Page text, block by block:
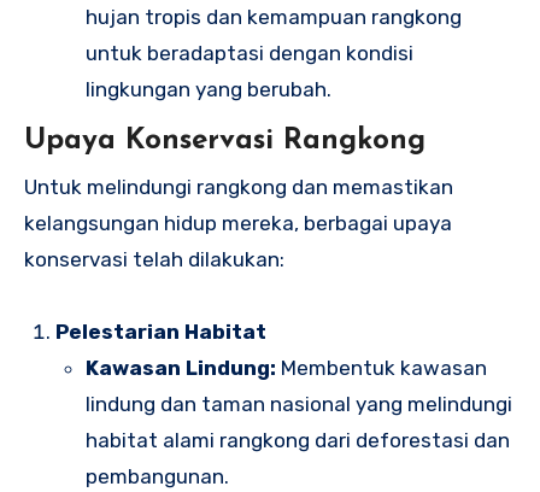
hujan tropis dan kemampuan rangkong
untuk beradaptasi dengan kondisi
lingkungan yang berubah.
Upaya Konservasi Rangkong
Untuk melindungi rangkong dan memastikan
kelangsungan hidup mereka, berbagai upaya
konservasi telah dilakukan:
Pelestarian Habitat
Kawasan Lindung: Membentuk kawasan
lindung dan taman nasional yang melindungi
habitat alami rangkong dari deforestasi dan
pembangunan.